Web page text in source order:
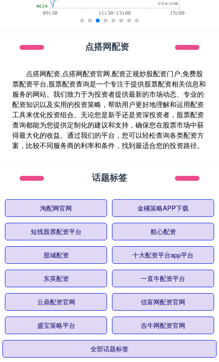
点搭网配资
点搭网配资,点搭网配资官网,配资正规炒股配资门户,免费股
票配资平台,股票配资查询是一个专注于提供股票配资相关信息和
服务的网站。我们致力于为投资者提供最新的市场动态、专业的
配资知识以及实用的投资策略，帮助用户更好地理解和运用配资
工具来优化投资组合。无论您是新手还是资深投资者，股票配资
查询都能为您提供定制化的建议和支持，确保您在股票市场中获
得最大化的收益。通过我们的平台，您可以轻松查询各类配资方
案，比较不同服务商的利率和条件，找到最适合您的投资路径。
话题标签
淘配网官网 金橘策略APP下载
短线股票配资平台 航心配资
股城配资 十大配资平台app平台
东英配资 一直牛配资平台
云鼎配资官网 信富网配资官网
盛宝策略平台 吉牛网配资官网
全部话题标签